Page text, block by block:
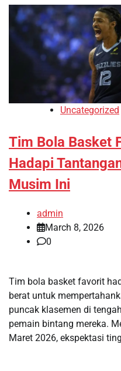
Uncategorized
Tim Bola Basket
Hadapi
Musim Ini
admin
March 8, 2026
0
Tim bola basket favorit
berat untuk
puncak klasemen di
pemain bintang mereka.
Maret 2026, ekspektasi